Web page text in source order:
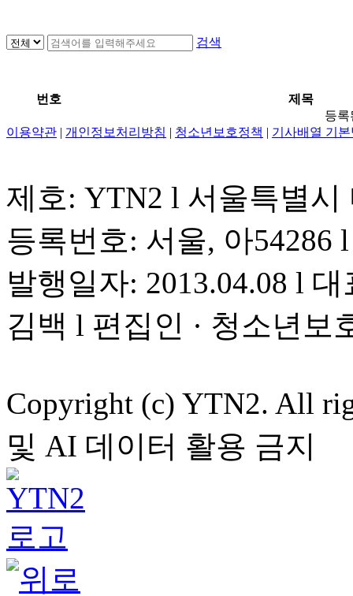
검색
번호
제목
등록
이용약관 | 개인정보처리방침 | 청소년보호정책 | 기사배열 기
제호: YTN2 l 서울특별
등록번호: 서울, 아54286
발행일자: 2013.04.08 l
김백 l 편집인 · 청소년보
Copyright (c) YTN2. All
및 AI 데이터 활용 금지